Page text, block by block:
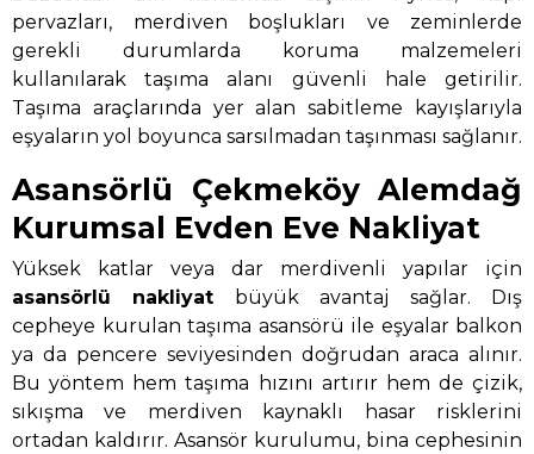
pervazları, merdiven boşlukları ve zeminlerde
gerekli durumlarda koruma malzemeleri
kullanılarak taşıma alanı güvenli hale getirilir.
Taşıma araçlarında yer alan sabitleme kayışlarıyla
eşyaların yol boyunca sarsılmadan taşınması sağlanır.
Asansörlü Çekmeköy Alemdağ
Kurumsal Evden Eve Nakliyat
Yüksek katlar veya dar merdivenli yapılar için
asansörlü nakliyat büyük avantaj sağlar. Dış
cepheye kurulan taşıma asansörü ile eşyalar balkon
ya da pencere seviyesinden doğrudan araca alınır.
Bu yöntem hem taşıma hızını artırır hem de çizik,
sıkışma ve merdiven kaynaklı hasar risklerini
ortadan kaldırır. Asansör kurulumu, bina cephesinin